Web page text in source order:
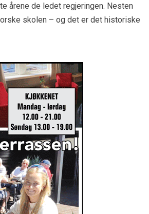
årene de ledet regjeringen. Nesten
skolen – og det er det historiske